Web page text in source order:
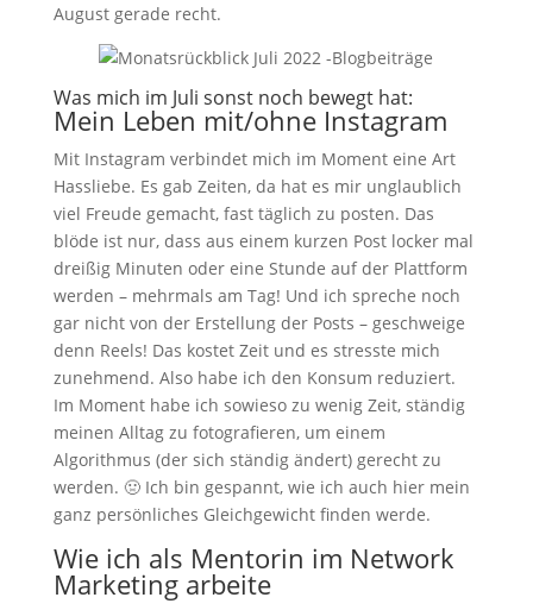
August gerade recht.
Was mich im Juli sonst noch bewegt hat:
Mein Leben mit/ohne Instagram
Mit Instagram verbindet mich im Moment eine Art
Hassliebe. Es gab Zeiten, da hat es mir unglaublich
viel Freude gemacht, fast täglich zu posten. Das
blöde ist nur, dass aus einem kurzen Post locker mal
dreißig Minuten oder eine Stunde auf der Plattform
werden – mehrmals am Tag! Und ich spreche noch
gar nicht von der Erstellung der Posts – geschweige
denn Reels! Das kostet Zeit und es stresste mich
zunehmend. Also habe ich den Konsum reduziert.
Im Moment habe ich sowieso zu wenig Zeit, ständig
meinen Alltag zu fotografieren, um einem
Algorithmus (der sich ständig ändert) gerecht zu
werden. 🤢 Ich bin gespannt, wie ich auch hier mein
ganz persönliches Gleichgewicht finden werde.
Wie ich als Mentorin im Network
Marketing arbeite